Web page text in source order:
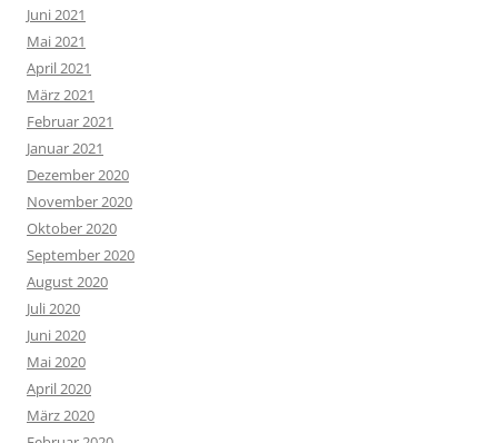
Juni 2021
Mai 2021
April 2021
März 2021
Februar 2021
Januar 2021
Dezember 2020
November 2020
Oktober 2020
September 2020
August 2020
Juli 2020
Juni 2020
Mai 2020
April 2020
März 2020